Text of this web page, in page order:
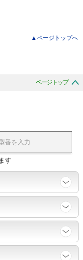
▲ページトップへ
ページトップ
す